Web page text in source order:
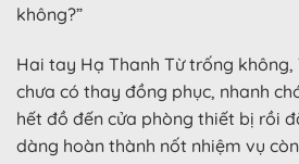
không?”
Hai tay Hạ Thanh Từ trống không,
chưa có thay đồng phục, nhanh
hết đồ đến cửa phòng thiết bị rồi
dàng hoàn thành nốt nhiệm vụ